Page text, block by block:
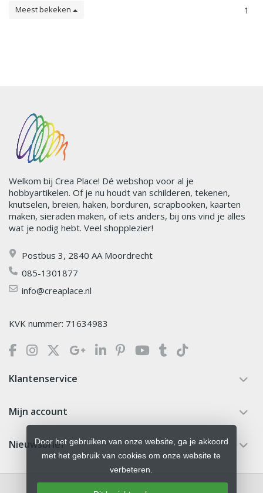
Meest bekeken 1
Welkom bij Crea Place! Dé webshop voor al je
hobbyartikelen. Of je nu houdt van schilderen, tekenen,
knutselen, breien, haken, borduren, scrapbooken, kaarten
maken, sieraden maken, of iets anders, bij ons vind je alles
wat je nodig hebt. Veel shopplezier!
Postbus 3, 2840 AA Moordrecht
085-1301877
info@creaplace.nl
KVK nummer: 71634983
Klantenservice
Mijn account
Nieuwsbrief
Door het gebruiken van onze website, ga je akkoord
met het gebruik van cookies om onze website te
verbeteren.